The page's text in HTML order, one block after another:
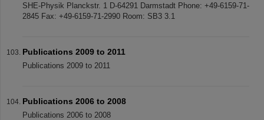
SHE-Physik Planckstr. 1 D-64291 Darmstadt Phone: +49-6159-71-
2845 Fax: +49-6159-71-2990 Room: SB3 3.1
Publications 2009 to 2011
Publications 2009 to 2011
Publications 2006 to 2008
Publications 2006 to 2008